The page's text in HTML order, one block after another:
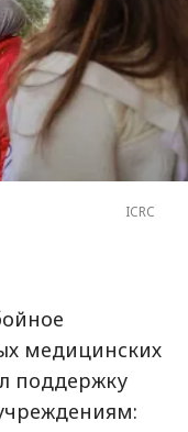
ICRC
медицинских
поддержку